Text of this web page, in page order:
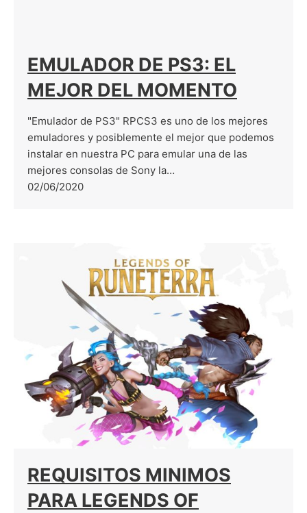
EMULADOR DE PS3: EL
MEJOR DEL MOMENTO
"Emulador de PS3" RPCS3 es uno de los mejores
emuladores y posiblemente el mejor que podemos
instalar en nuestra PC para emular una de las
mejores consolas de Sony la…
02/06/2020
REQUISITOS MINIMOS
PARA LEGENDS OF